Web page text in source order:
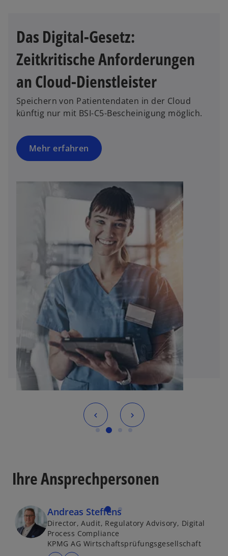
Das Digital-Gesetz:
Zeitkritische Anforderungen
an Cloud-Dienstleister
Speichern von Patientendaten in der Cloud
künftig nur mit BSI-C5-Bescheinigung möglich.
Mehr erfahren
Ihre Ansprechpersonen
Andreas Steffens
Director, Audit, Regulatory Advisory, Digital
Process Compliance
KPMG AG Wirtschaftsprüfungsgesellschaft